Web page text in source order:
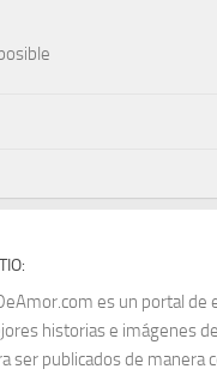
es un portal
historias e imágenes
ser publicados de manera